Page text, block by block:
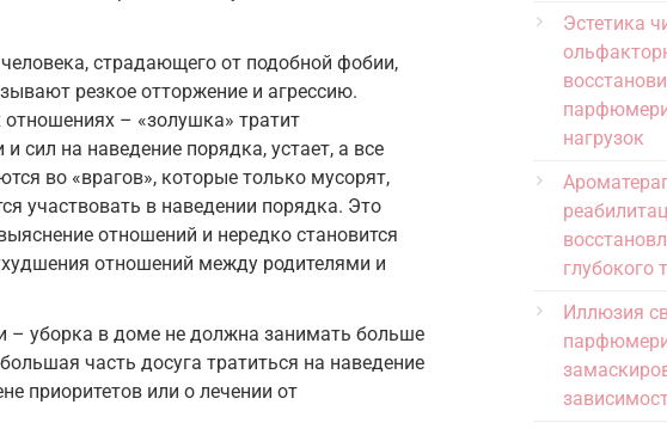
страдающего от подобной фобии,
резкое отторжение и агрессию.
– «золушка» тратит
сил на наведение порядка, устает, а все
во «врагов», которые только мусорят,
участвовать в наведении порядка. Это
отношений и нередко становится
отношений между родителями и
– уборка в доме не должна занимать больше
часть досуга тратиться на наведение
приоритетов или о лечении от
Эстетика
нагрузок
глубокого
Иллюзия